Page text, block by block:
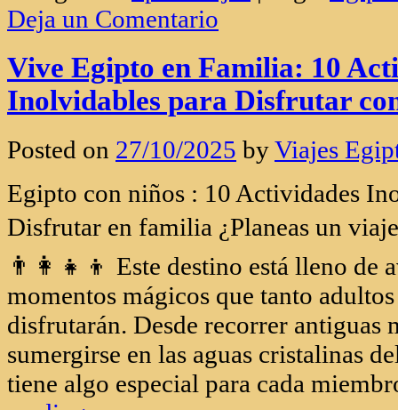
Karnak: Un Tesoro del Antiguo
deseado experimentar la grandeza
el complejo de Karnak es un lugar
explorar. Este vasto conjunto
Luxor, es uno de los sitios históricos
Continue reading»
opinaviajes
Deja un Comentario
Vive Egipto en Familia: 10
Inolvidables para Disfrutar